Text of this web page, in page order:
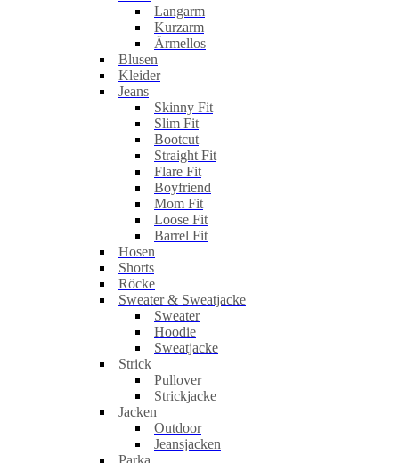
Langarm
Kurzarm
Ärmellos
Blusen
Kleider
Jeans
Skinny Fit
Slim Fit
Bootcut
Straight Fit
Flare Fit
Boyfriend
Mom Fit
Loose Fit
Barrel Fit
Hosen
Shorts
Röcke
Sweater & Sweatjacke
Sweater
Hoodie
Sweatjacke
Strick
Pullover
Strickjacke
Jacken
Outdoor
Jeansjacken
Parka